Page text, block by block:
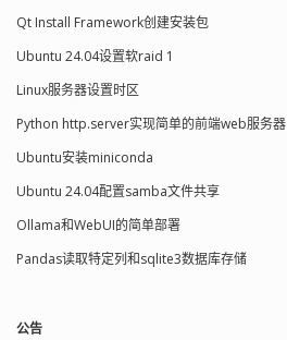
Qt Install Framework创建安装包
Ubuntu 24.04设置软raid 1
Linux服务器设置时区
Python http.server实现简单的前端web服务器
Ubuntu安装miniconda
Ubuntu 24.04配置samba文件共享
Ollama和WebUI的简单部署
Pandas读取特定列和sqlite3数据库存储
公告